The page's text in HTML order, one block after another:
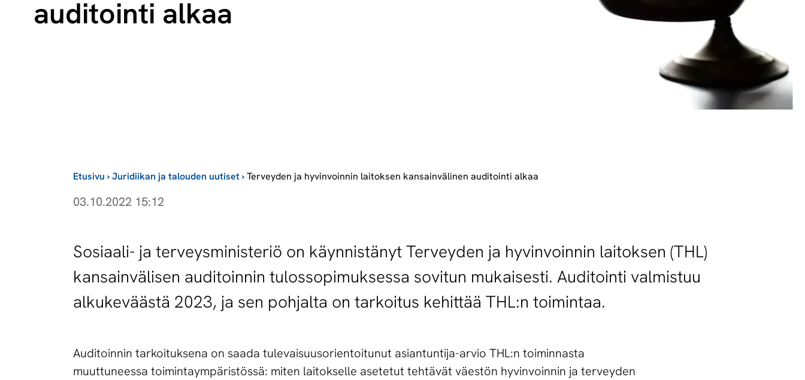
auditointi alkaa
Etusivu ›Juridiikan ja talouden uutiset›Terveyden ja hyvinvoinnin laitoksen kansainvälinen auditointi alkaa
03.10.2022 15:12
Sosiaali- ja terveysministeriö on käynnistänyt Terveyden ja hyvinvoinnin laitoksen (THL)
kansainvälisen auditoinnin tulossopimuksessa sovitun mukaisesti. Auditointi valmistuu
alkukeväästä 2023, ja sen pohjalta on tarkoitus kehittää THL:n toimintaa.
Auditoinnin tarkoituksena on saada tulevaisuusorientoitunut asiantuntija-arvio THL:n toiminnasta
muuttuneessa toimintaympäristössä: miten laitokselle asetetut tehtävät väestön hyvinvoinnin ja terveyden